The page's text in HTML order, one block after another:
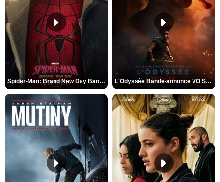
Spider-Man: Brand New Day Bande-annonce VO STFR L'Odyssée Bande-annonce VO STFR